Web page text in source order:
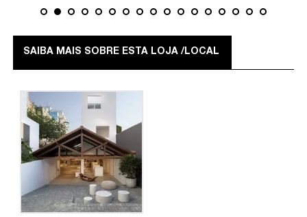
SAIBA MAIS SOBRE ESTA LOJA /LOCAL